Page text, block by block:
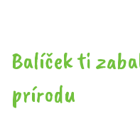
Balíček ti
prírodu